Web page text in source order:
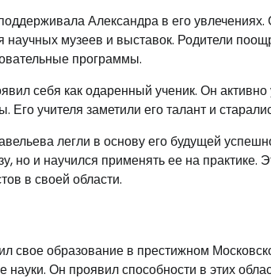
Александра в его увлечениях.
музеев и выставок. Родители
программы.
себя как одаренный ученик. Он
Его учителя заметили его талант и
легли в основу его будущей
но и научился применять ее на практике.
в своей области.
свое образование в престижном
Он проявил способности в этих